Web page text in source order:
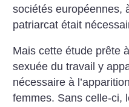
sociétés européennes,
patriarcat était
Mais cette étude prête
sexuée du travail y
nécessaire à
femmes. Sans celle-ci,